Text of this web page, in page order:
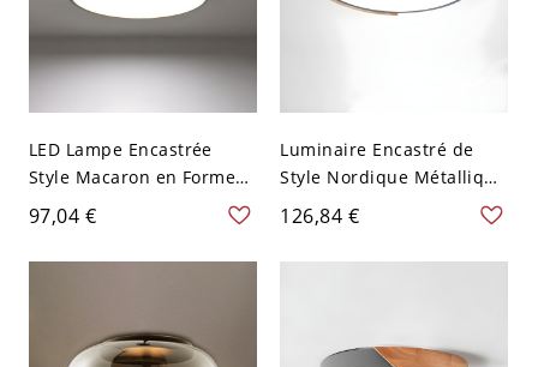
LED Lampe Encastrée
Style Macaron en Forme
Ronde Plafonnier
Métallique - Gris 110 V-
120 V 22,86 cm
97,04 €
Luminaire Encastré de
Style Nordique Métallique
Circulaire Plafonnier LED
avec Détail en Bois - 110
V-120 V Gris 30,48 cm
126,84 €